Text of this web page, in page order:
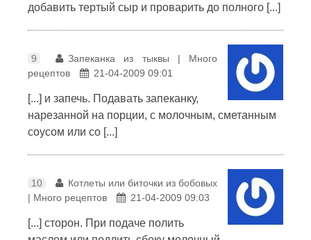
добавить тертый сыр и проварить до полного [...]
9
Запеканка из тыквы | Много
рецептов
21-04-2009 09:01
[...] и запечь. Подавать запеканку,
нарезанной на порции, с молочным, сметанным
соусом или со [...]
10
Котлеты или биточки из бобовых
| Много рецептов
21-04-2009 09:03
[...] сторон. При подаче полить